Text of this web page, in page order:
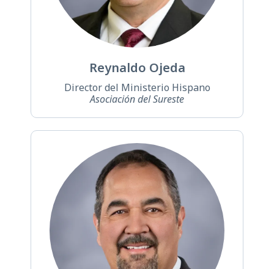
Reynaldo Ojeda
Director del Ministerio Hispano
Asociación del Sureste